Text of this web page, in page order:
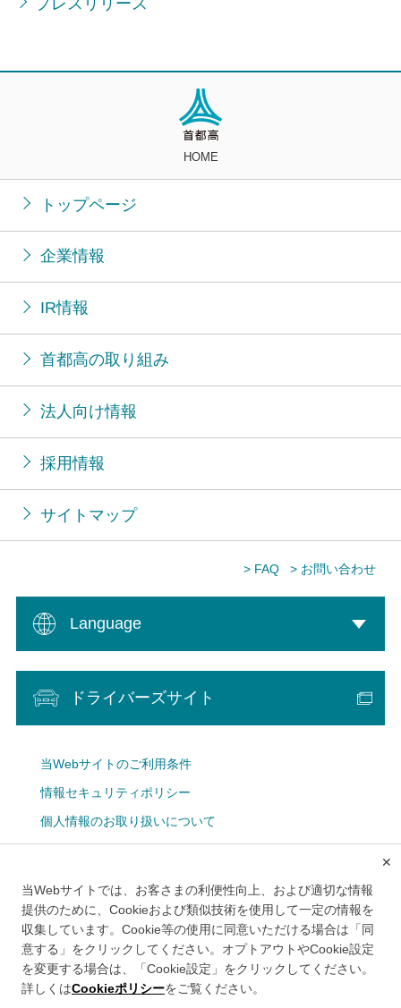
HOME
トップページ
企業情報
IR情報
首都高の取り組み
法人向け情報
採用情報
サイトマップ
> FAQ > お問い合わせ
Language
ドライバーズサイト
当Webサイトのご利用条件
情報セキュリティポリシー
個人情報のお取り扱いについて
メルマガ
当Webサイトでは、お客さまの利便性向上、および適切な情報
提供のために、Cookieおよび類似技術を使用して一定の情報を
収集しています。Cookie等の使用に同意いただける場合は「同
意する」をクリックしてください。オプトアウトやCookie設定
を変更する場合は、「Cookie設定」をクリックしてください。
詳しくはCookieポリシーをご覧ください。
✕